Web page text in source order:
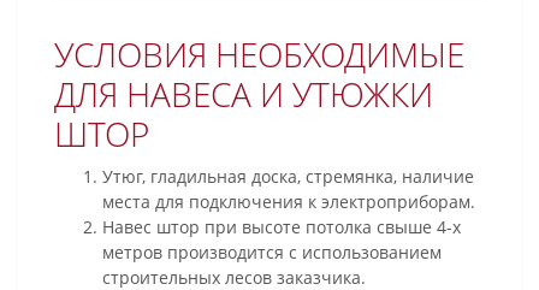
УСЛОВИЯ НЕОБХОДИМЫЕ
ДЛЯ НАВЕСА И УТЮЖКИ
ШТОР
Утюг, гладильная доска, стремянка, наличие
места для подключения к электроприборам.
Навес штор при высоте потолка свыше 4-х
метров производится с использованием
строительных лесов заказчика.